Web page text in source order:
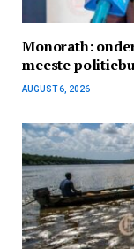
Monorath:
meeste
AUGUST 6, 2026